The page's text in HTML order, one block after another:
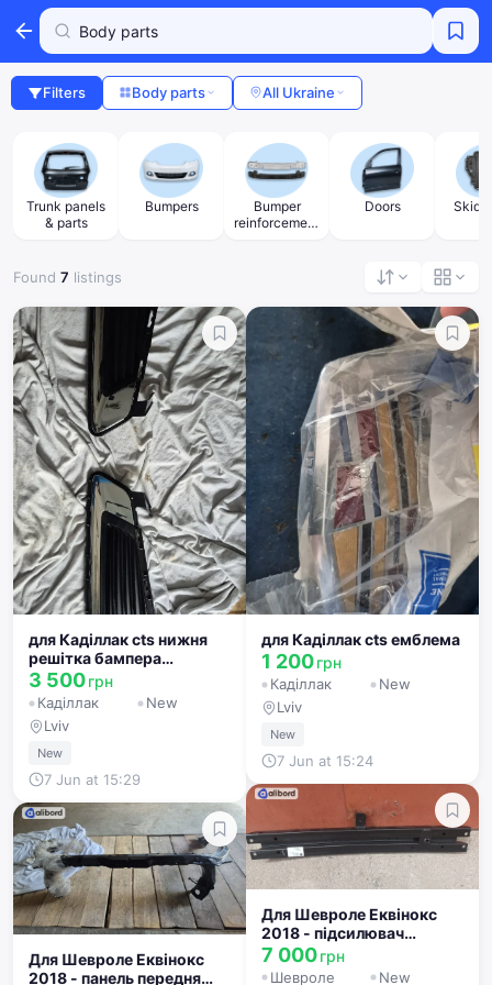
Filters Body parts All Ukraine
Trunk panels
& parts
Bumpers
Bumper
reinforcement
Doors Skid
Found 7 listings
для Каділлак cts нижня
решітка бампера
22900017
3 500грн
Каділлак
New
Lviv
New
7 Jun at 15:29
Для Шевроле Еквінокс
2018 - панель передня
для Каділлак cts емблема
1 200грн
Каділлак
New
Lviv
New
7 Jun at 15:24
Для Шевроле Еквінокс
2018 - підсилювач
бампера
7 000грн
Шевроле
New